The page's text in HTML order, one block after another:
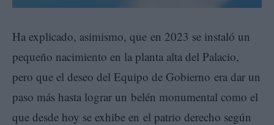
Ha explicado, asimismo, que en 2023 se instaló un
pequeño nacimiento en la planta alta del Palacio,
pero que el deseo del Equipo de Gobierno era dar un
paso más hasta lograr un belén monumental como el
que desde hoy se exhibe en el patrio derecho según